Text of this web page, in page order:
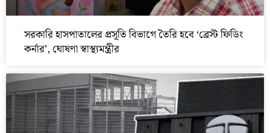
সরকারি হাসপাতালের প্রসূতি বিভাগে তৈরি হবে ‘ব্রেস্ট ফিডিং
কর্নার’, ঘোষণা স্বাস্থ্যমন্ত্রীর